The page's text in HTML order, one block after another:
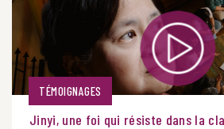
TÉMOIGNAGES
Jinyi, une foi qui résiste dans la